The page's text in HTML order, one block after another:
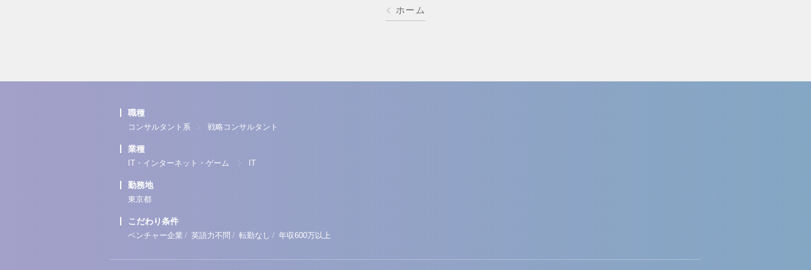
ホーム
職種
コンサルタント系 戦略コンサルタント
業種
IT・インターネット・ゲーム IT
勤務地
東京都
こだわり条件
ベンチャー企業 / 英語力不問 / 転勤なし / 年収600万以上